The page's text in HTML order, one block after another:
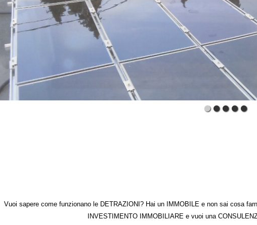
Vuoi sapere come funzionano le DETRAZIONI? Hai un IMMOBILE e non sai cosa
INVESTIMENTO IMMOBILIARE e vuoi una